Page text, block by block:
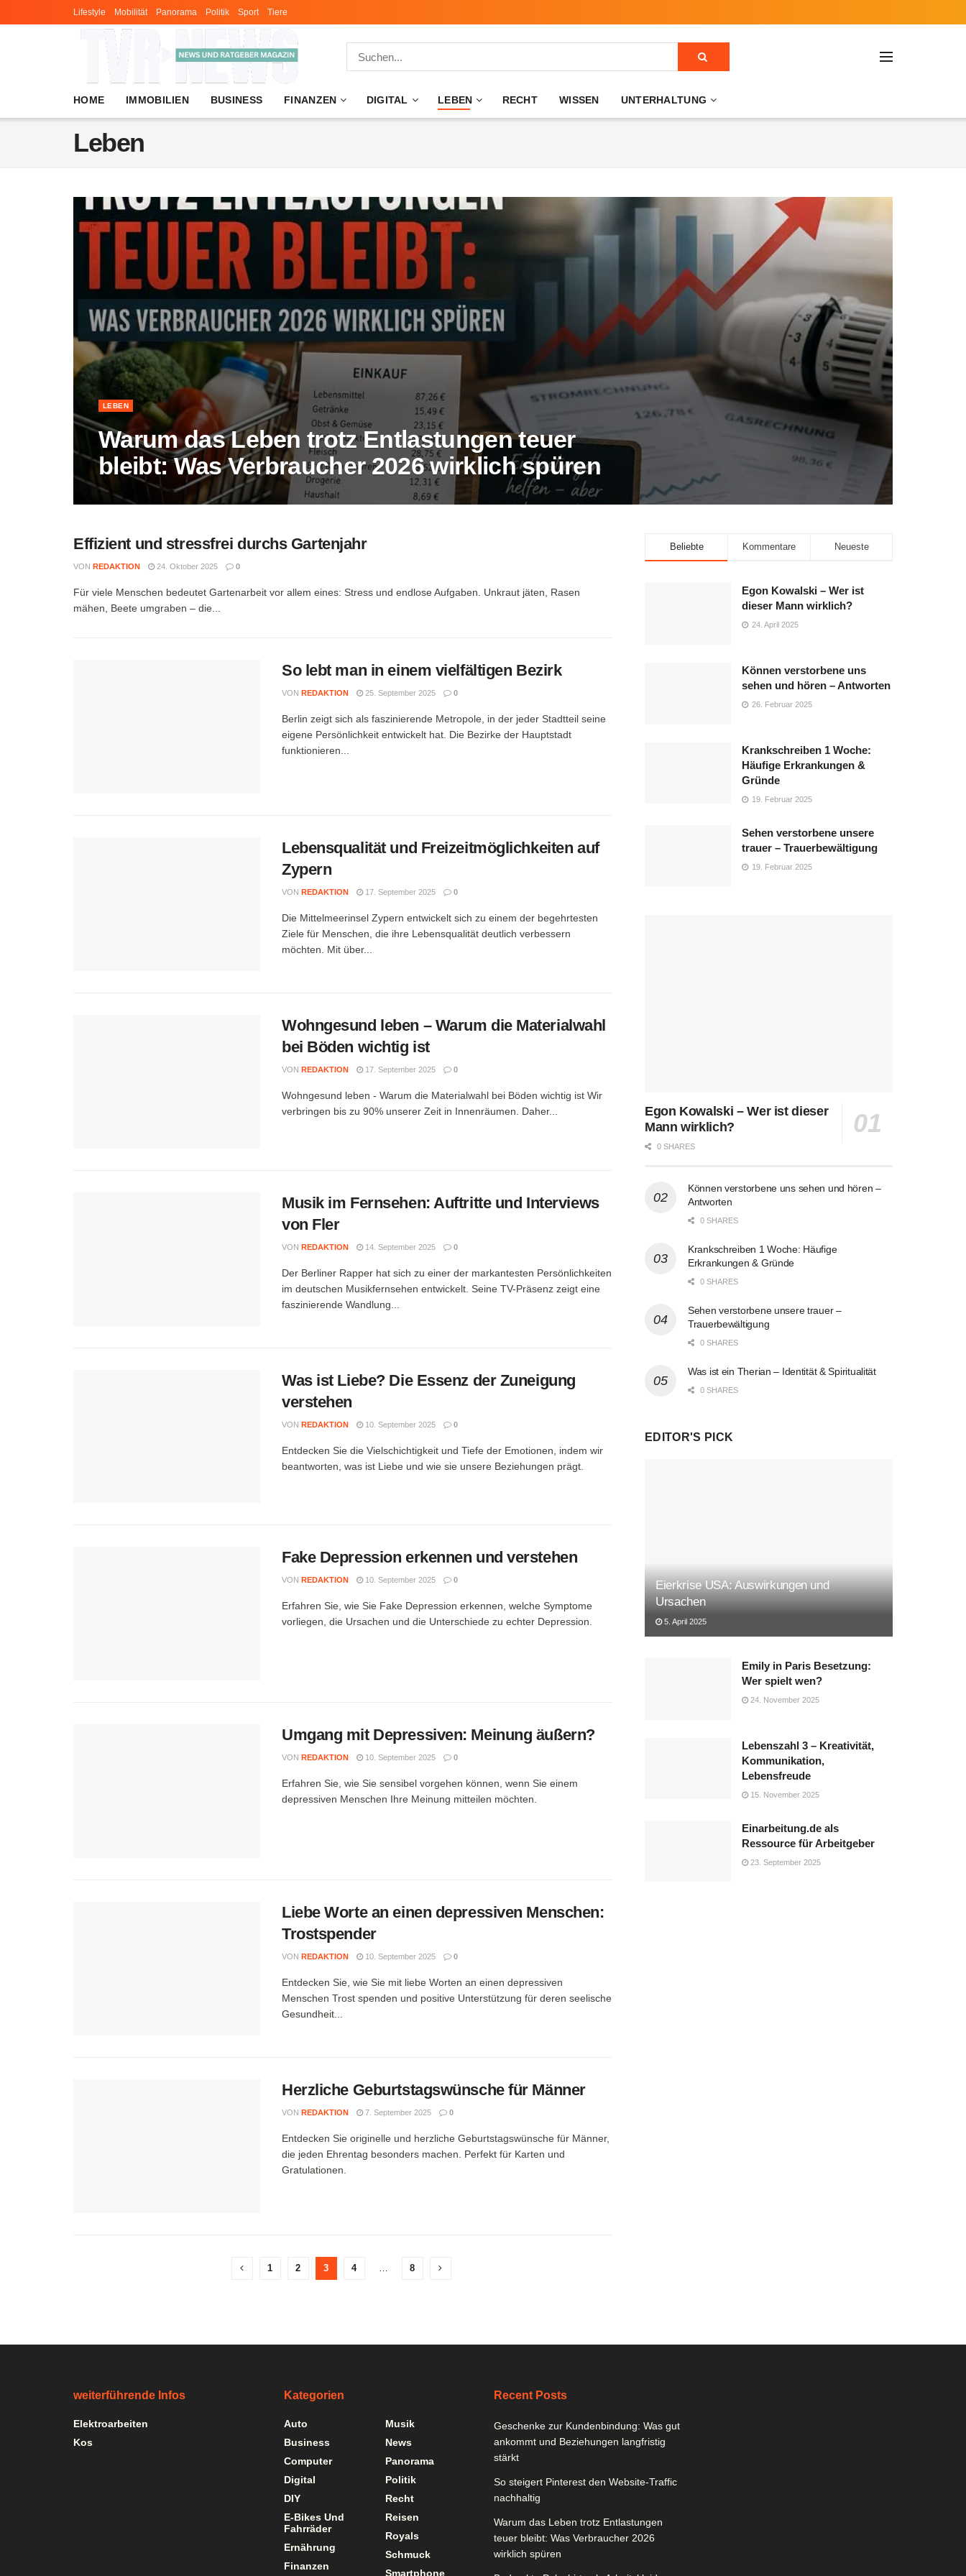
Lifestyle Mobilität Panorama Politik Sport Tiere
HOME IMMOBILIEN BUSINESS FINANZEN DIGITAL LEBEN RECHT WISSEN UNTERHALTUNG
Leben
LEBEN
Warum das Leben trotz Entlastungen teuer
bleibt: Was Verbraucher 2026 wirklich spüren
Effizient und stressfrei durchs Gartenjahr
VON REDAKTION 24. Oktober 2025 0
Für viele Menschen bedeutet Gartenarbeit vor allem eines: Stress und endlose Aufgaben. Unkraut jäten, Rasen
mähen, Beete umgraben – die...
So lebt man in einem vielfältigen Bezirk
VON REDAKTION 25. September 2025 0
Berlin zeigt sich als faszinierende Metropole, in der jeder Stadtteil seine
eigene Persönlichkeit entwickelt hat. Die Bezirke der Hauptstadt
funktionieren...
Lebensqualität und Freizeitmöglichkeiten auf
Zypern
VON REDAKTION 17. September 2025 0
Die Mittelmeerinsel Zypern entwickelt sich zu einem der begehrtesten
Ziele für Menschen, die ihre Lebensqualität deutlich verbessern
möchten. Mit über...
Wohngesund leben – Warum die Materialwahl
bei Böden wichtig ist
VON REDAKTION 17. September 2025 0
Wohngesund leben - Warum die Materialwahl bei Böden wichtig ist Wir
verbringen bis zu 90% unserer Zeit in Innenräumen. Daher...
Musik im Fernsehen: Auftritte und Interviews
von Fler
VON REDAKTION 14. September 2025 0
Der Berliner Rapper hat sich zu einer der markantesten Persönlichkeiten
im deutschen Musikfernsehen entwickelt. Seine TV-Präsenz zeigt eine
faszinierende Wandlung...
Was ist Liebe? Die Essenz der Zuneigung
verstehen
VON REDAKTION 10. September 2025 0
Entdecken Sie die Vielschichtigkeit und Tiefe der Emotionen, indem wir
beantworten, was ist Liebe und wie sie unsere Beziehungen prägt.
Fake Depression erkennen und verstehen
VON REDAKTION 10. September 2025 0
Erfahren Sie, wie Sie Fake Depression erkennen, welche Symptome
vorliegen, die Ursachen und die Unterschiede zu echter Depression.
Umgang mit Depressiven: Meinung äußern?
VON REDAKTION 10. September 2025 0
Erfahren Sie, wie Sie sensibel vorgehen können, wenn Sie einem
depressiven Menschen Ihre Meinung mitteilen möchten.
Liebe Worte an einen depressiven Menschen:
Trostspender
VON REDAKTION 10. September 2025 0
Entdecken Sie, wie Sie mit liebe Worten an einen depressiven
Menschen Trost spenden und positive Unterstützung für deren seelische
Gesundheit...
Herzliche Geburtstagswünsche für Männer
VON REDAKTION 7. September 2025 0
Entdecken Sie originelle und herzliche Geburtstagswünsche für Männer,
die jeden Ehrentag besonders machen. Perfekt für Karten und
Gratulationen.
1 2 3 4 … 8
Beliebte Kommentare Neueste
Egon Kowalski – Wer ist
dieser Mann wirklich?
24. April 2025
Können verstorbene uns
sehen und hören – Antworten
26. Februar 2025
Krankschreiben 1 Woche:
Häufige Erkrankungen &
Gründe
19. Februar 2025
Sehen verstorbene unsere
trauer – Trauerbewältigung
19. Februar 2025
Egon Kowalski – Wer ist dieser
Mann wirklich?
0 SHARES
Können verstorbene uns sehen und hören –
Antworten
0 SHARES
Krankschreiben 1 Woche: Häufige
Erkrankungen & Gründe
0 SHARES
Sehen verstorbene unsere trauer –
Trauerbewältigung
0 SHARES
Was ist ein Therian – Identität & Spiritualität
0 SHARES
EDITOR'S PICK
Eierkrise USA: Auswirkungen und
Ursachen
5. April 2025
Emily in Paris Besetzung:
Wer spielt wen?
24. November 2025
Lebenszahl 3 – Kreativität,
Kommunikation,
Lebensfreude
15. November 2025
Einarbeitung.de als
Ressource für Arbeitgeber
23. September 2025
weiterführende Infos
Elektroarbeiten
Kos
Kategorien
Auto
Business
Computer
Digital
DIY
E-Bikes Und
Fahrräder
Ernährung
Finanzen
Musik
News
Panorama
Politik
Recht
Reisen
Royals
Schmuck
Smartphone
Recent Posts
Geschenke zur Kundenbindung: Was gut
ankommt und Beziehungen langfristig
stärkt
So steigert Pinterest den Website-Traffic
nachhaltig
Warum das Leben trotz Entlastungen
teuer bleibt: Was Verbraucher 2026
wirklich spüren